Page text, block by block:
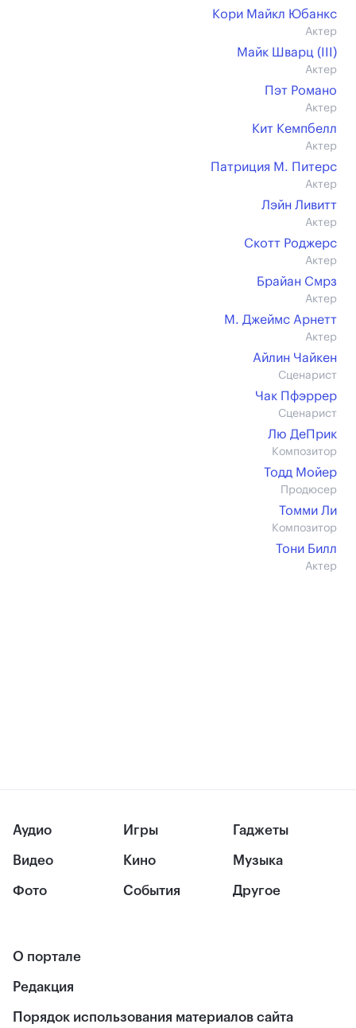
Кори Майкл Юбанкс
Актер
Майк Шварц (III)
Актер
Пэт Романо
Актер
Кит Кемпбелл
Актер
Патриция М. Питерс
Актер
Лэйн Ливитт
Актер
Скотт Роджерс
Актер
Брайан Смрз
Актер
М. Джеймс Арнетт
Актер
Айлин Чайкен
Сценарист
Чак Пфэррер
Сценарист
Лю ДеПрик
Композитор
Тодд Мойер
Продюсер
Томми Ли
Композитор
Тони Билл
Актер
Аудио
Видео
Фото
Игры
Кино
События
Гаджеты
Музыка
Другое
О портале
Редакция
Порядок использования материалов сайта